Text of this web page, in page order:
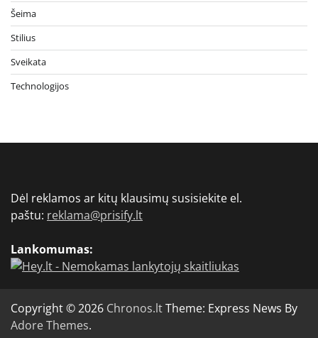
Šeima
Stilius
Sveikata
Technologijos
Dėl reklamos ar kitų klausimų susisiekite el.
paštu: reklama@prisify.lt
Lankomumas:
Copyright © 2026 Chronos.ltTheme: Express News By
Adore Themes.